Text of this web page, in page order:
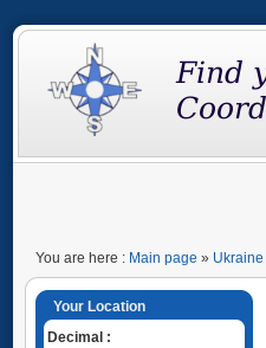
You are here : Main page » Ukraine
Your Location
Decimal :